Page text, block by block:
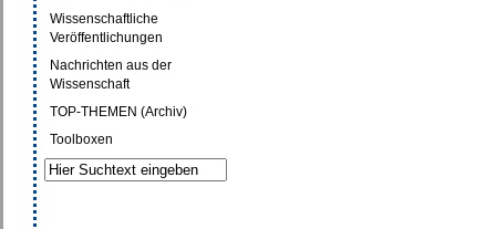
Wissenschaftliche
Veröffentlichungen
Nachrichten aus der
Wissenschaft
TOP-THEMEN (Archiv)
Toolboxen